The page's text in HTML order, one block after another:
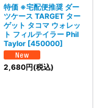
特価 ※宅配便推奨 ダー
ツケース TARGET ター
ゲット タコマ ウォレッ
ト フィルテイラー Phil
Taylor [450000]
2,680円(税込)